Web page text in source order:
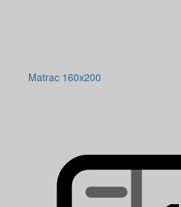
Matrac 160x200